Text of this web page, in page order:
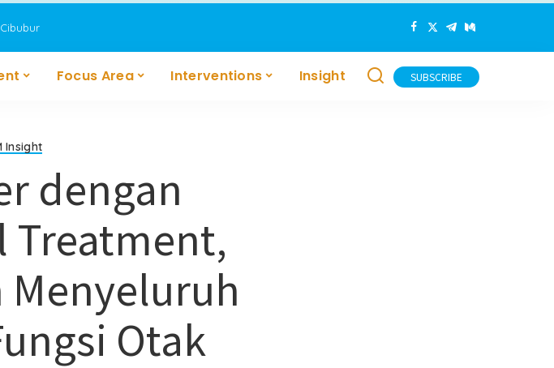
Focus Area Interventions Insight SUBSCRIBE
Insight
dengan
Treatment,
Menyeluruh
Otak